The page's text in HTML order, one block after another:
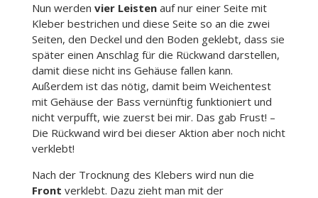
Nun werden vier Leistenauf nur einer Seite mit
Kleber bestrichen und diese Seite so an die zwei
Seiten, den Deckel und den Boden geklebt, dass sie
später einen Anschlag für die Rückwand darstellen,
damit diese nicht ins Gehäuse fallen kann.
Außerdem ist das nötig, damit beim Weichentest
mit Gehäuse der Bass vernünftig funktioniert und
nicht verpufft, wie zuerst bei mir. Das gab Frust! –
Die Rückwand wird bei dieser Aktion aber noch nicht
verklebt!
Nach der Trocknung des Klebers wird nun die
Front verklebt. Dazu zieht man mit der